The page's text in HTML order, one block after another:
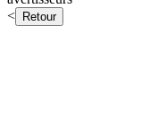
<
Retour